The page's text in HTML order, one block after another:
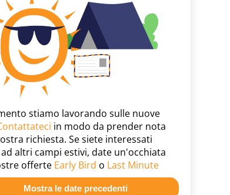
stiamo lavorando sulle nuove
in modo da prender nota
richiesta. Se siete interessati
altri campi estivi, date un'occhiata
offerte Early Bird o Last Minute
Mostra le date precedenti